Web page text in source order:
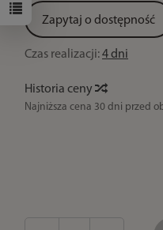
Zapytaj o dostępność
Czas realizacji:4 dni
Historia ceny
Najniższa cena 30 dni przed